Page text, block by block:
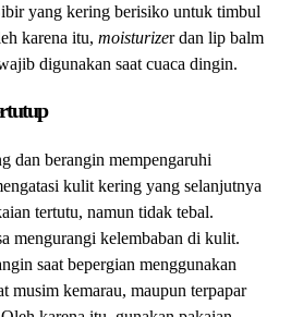
yang kering berisiko untuk timbul
karena itu,moisturizer dan lip balm
digunakan saat cuaca dingin.
dan berangin mempengaruhi
kulit kering yang selanjutnya
tertutu, namun tidak tebal.
mengurangi kelembaban di kulit.
saat bepergian menggunakan
musim kemarau, maupun terpapar